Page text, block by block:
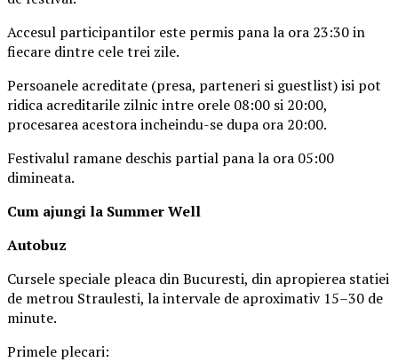
Accesul participantilor este permis pana la ora 23:30 in
fiecare dintre cele trei zile.
Persoanele acreditate (presa, parteneri si guestlist) isi pot
ridica acreditarile zilnic intre orele 08:00 si 20:00,
procesarea acestora incheindu-se dupa ora 20:00.
Festivalul ramane deschis partial pana la ora 05:00
dimineata.
Cum ajungi la Summer Well
Autobuz
Cursele speciale pleaca din Bucuresti, din apropierea statiei
de metrou Straulesti, la intervale de aproximativ 15–30 de
minute.
Primele plecari: